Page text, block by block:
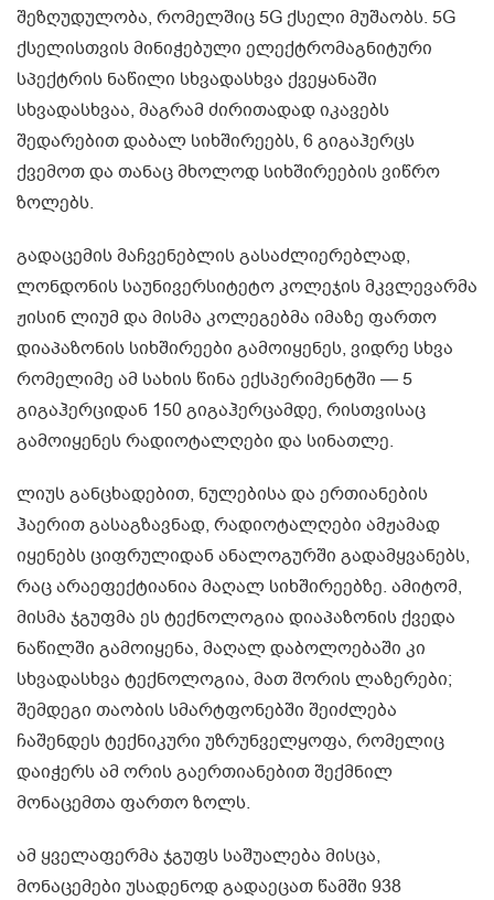
შეზღუდულობა, რომელშიც 5G ქსელი მუშაობს. 5G
ქსელისთვის მინიჭებული ელექტრომაგნიტური
სპექტრის ნაწილი სხვადასხვა ქვეყანაში
სხვადასხვაა, მაგრამ ძირითადად იკავებს
შედარებით დაბალ სიხშირეებს, 6 გიგაჰერცს
ქვემოთ და თანაც მხოლოდ სიხშირეების ვიწრო
ზოლებს.
გადაცემის მაჩვენებლის გასაძლიერებლად,
ლონდონის საუნივერსიტეტო კოლეჯის მკვლევარმა
ჟისინ ლიუმ და მისმა კოლეგებმა იმაზე ფართო
დიაპაზონის სიხშირეები გამოიყენეს, ვიდრე სხვა
რომელიმე ამ სახის წინა ექსპერიმენტში — 5
გიგაჰერციდან 150 გიგაჰერცამდე, რისთვისაც
გამოიყენეს რადიოტალღები და სინათლე.
ლიუს განცხადებით, ნულებისა და ერთიანების
ჰაერით გასაგზავნად, რადიოტალღები ამჟამად
იყენებს ციფრულიდან ანალოგურში გადამყვანებს,
რაც არაეფექტიანია მაღალ სიხშირეებზე. ამიტომ,
მისმა ჯგუფმა ეს ტექნოლოგია დიაპაზონის ქვედა
ნაწილში გამოიყენა, მაღალ დაბოლოებაში კი
სხვადასხვა ტექნოლოგია, მათ შორის ლაზერები;
შემდეგი თაობის სმარტფონებში შეიძლება
ჩაშენდეს ტექნიკური უზრუნველყოფა, რომელიც
დაიჭერს ამ ორის გაერთიანებით შექმნილ
მონაცემთა ფართო ზოლს.
ამ ყველაფერმა ჯგუფს საშუალება მისცა,
მონაცემები უსადენოდ გადაეცათ წამში 938